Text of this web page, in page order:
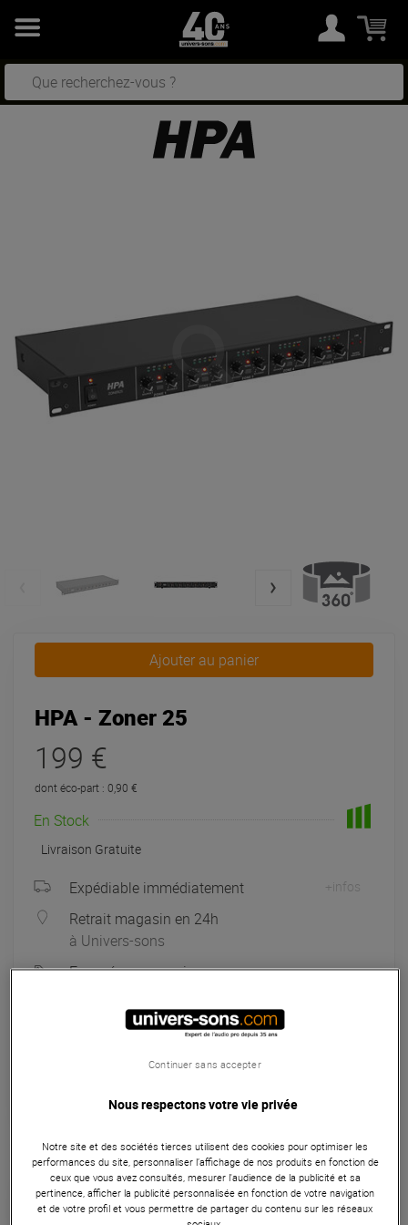
Ajouter au panier
HPA - Zoner 25
199 €
dont éco-part : 0,90 €
En Stock
Livraison Gratuite
Expédiable immédiatement +infos
Retrait magasin en 24h
à Univers-sons
Exposé en magasin
Apport initial :
Coût de financement :
TAEG fixe :
Seconde Vie : A partir de 159,20 €
Choisir mon grade
Nous respectons votre vie privée
Notre site et des sociétés tierces utilisent des cookies pour optimiser les
performances du site, personnaliser l’affichage de nos produits en fonction de
ceux que vous avez consultés, mesurer l'audience de la publicité et sa
pertinence, afficher la publicité personnalisée en fonction de votre navigation
et de votre profil et vous permettre de partager du contenu sur les réseaux
Continuer sans accepter